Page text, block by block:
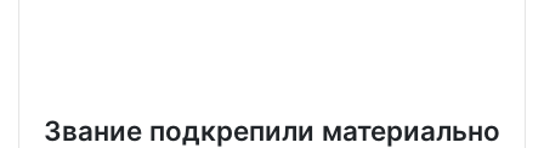
Звание подкрепили материально